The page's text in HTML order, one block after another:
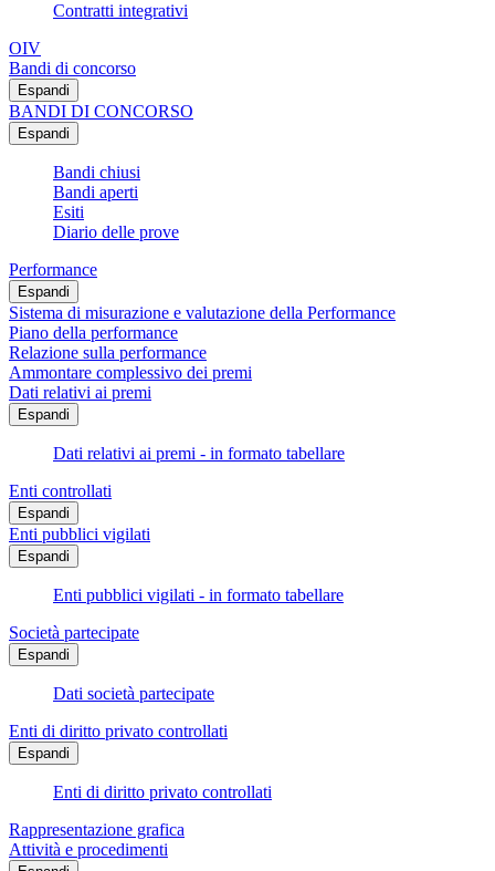
Contratti integrativi
OIV
Bandi di concorso
Espandi
BANDI DI CONCORSO
Espandi
Bandi chiusi
Bandi aperti
Esiti
Diario delle prove
Performance
Espandi
Sistema di misurazione e valutazione della Performance
Piano della performance
Relazione sulla performance
Ammontare complessivo dei premi
Dati relativi ai premi
Espandi
Dati relativi ai premi - in formato tabellare
Enti controllati
Espandi
Enti pubblici vigilati
Espandi
Enti pubblici vigilati - in formato tabellare
Società partecipate
Espandi
Dati società partecipate
Enti di diritto privato controllati
Espandi
Enti di diritto privato controllati
Rappresentazione grafica
Attività e procedimenti